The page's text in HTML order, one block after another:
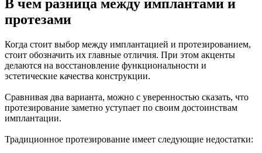
В чем разница между имплантами и
протезами
Когда стоит выбор между имплантацией и протезированием,
стоит обозначить их главные отличия. При этом акценты
делаются на восстановление функциональности и
эстетические качества конструкции.
Сравнивая два варианта, можно с уверенностью сказать, что
протезирование заметно уступает по своим достоинствам
имплантации.
Традиционное протезирование имеет следующие недостатки: